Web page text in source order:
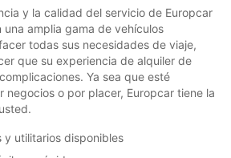
y la calidad del servicio de Europcar
amplia gama de vehículos
todas sus necesidades de viaje,
que su experiencia de alquiler de
Ya sea que esté
negocios o por placer, Europcar tiene la
y utilitarios disponibles